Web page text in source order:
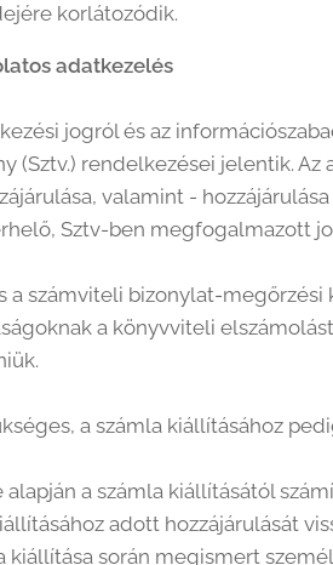
korlátozódik.
adatkezelés
jogról és az
(Sztv.) rendelkezései jelentik. Az
valamint -
Sztv-ben megfogalmazott
számviteli bizonylat-megőrzési
a könyvviteli
a számla kiállításához
alapján a számla kiállításától
adott hozzájárulását
kiállítása során megismert